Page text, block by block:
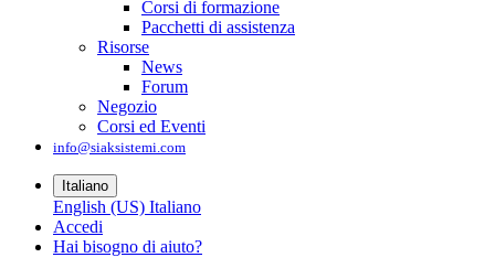
Corsi di formazione
Pacchetti di assistenza
Risorse
News
Forum
Negozio
Corsi ed Eventi
info@siaksistemi.com
Italiano
English (US) Italiano
Accedi
Hai bisogno di aiuto?